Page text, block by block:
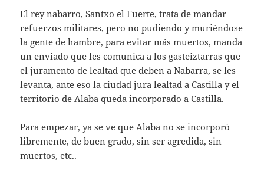
El rey nabarro, Santxo el Fuerte, trata de mandar
refuerzos militares, pero no pudiendo y muriéndose
la gente de hambre, para evitar más muertos, manda
un enviado que les comunica a los gasteiztarras que
el juramento de lealtad que deben a Nabarra, se les
levanta, ante eso la ciudad jura lealtad a Castilla y el
territorio de Alaba queda incorporado a Castilla.
Para empezar, ya se ve que Alaba no se incorporó
libremente, de buen grado, sin ser agredida, sin
muertos, etc..